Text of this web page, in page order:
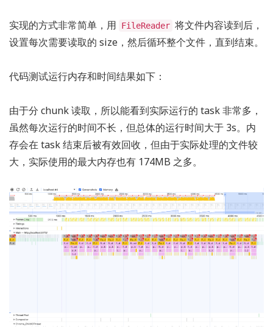
实现的方式非常简单，用 FileReader 将文件内容读到后，
设置每次需要读取的 size，然后循环整个文件，直到结束。
代码测试运行内存和时间结果如下：
由于分 chunk 读取，所以能看到实际运行的 task 非常多，
虽然每次运行的时间不长，但总体的运行时间大于 3s。内
存会在 task 结束后被有效回收，但由于实际处理的文件较
大，实际使用的最大内存也有 174MB 之多。